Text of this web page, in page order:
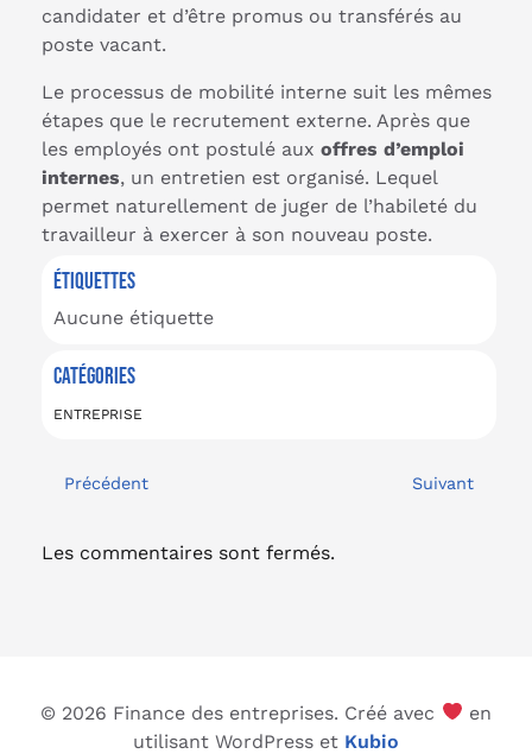
candidater et d’être promus ou transférés au
poste vacant.
Le processus de mobilité interne suit les mêmes
étapes que le recrutement externe. Après que
les employés ont postulé aux offres d’emploi
internes, un entretien est organisé. Lequel
permet naturellement de juger de l’habileté du
travailleur à exercer à son nouveau poste.
ÉTIQUETTES
Aucune étiquette
CATÉGORIES
ENTREPRISE
Précédent Suivant
Les commentaires sont fermés.
© 2026 Finance des entreprises. Créé avec
en
utilisant WordPress et Kubio